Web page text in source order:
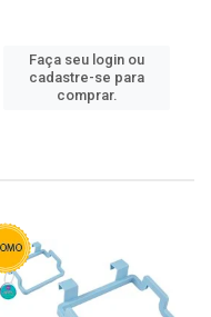
Faça seu login ou
cadastre-se para
comprar.